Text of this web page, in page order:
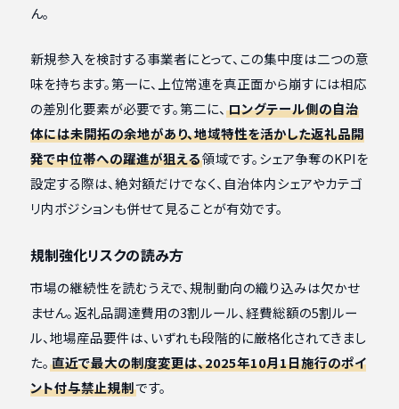
ん。
新規参入を検討する事業者にとって、この集中度は二つの意
味を持ちます。第一に、上位常連を真正面から崩すには相応
の差別化要素が必要です。第二に、 ロングテール側の自治
体には未開拓の余地があり、地域特性を活かした返礼品開
発で中位帯への躍進が狙える領域です。シェア争奪のKPIを
設定する際は、絶対額だけでなく、自治体内シェアやカテゴ
リ内ポジションも併せて見ることが有効です。
規制強化リスクの読み方
市場の継続性を読むうえで、規制動向の織り込みは欠かせ
ません。返礼品調達費用の3割ルール、経費総額の5割ルー
ル、地場産品要件は、いずれも段階的に厳格化されてきまし
た。 直近で最大の制度変更は、2025年10月1日施行のポイ
ント付与禁止規制です。